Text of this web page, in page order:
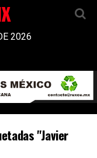
2026
"Javier